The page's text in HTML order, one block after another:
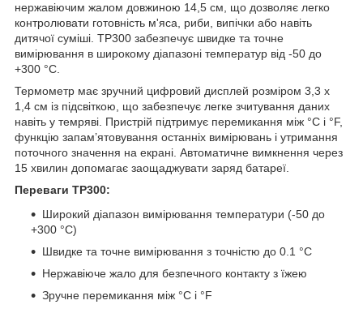
нержавіючим жалом довжиною 14,5 см, що дозволяє легко
контролювати готовність м'яса, риби, випічки або навіть
дитячої суміші. TP300 забезпечує швидке та точне
вимірювання в широкому діапазоні температур від -50 до
+300 °C.
Термометр має зручний цифровий дисплей розміром 3,3 х
1,4 см із підсвіткою, що забезпечує легке зчитування даних
навіть у темряві. Пристрій підтримує перемикання між °C і °F,
функцію запам’ятовування останніх вимірювань і утримання
поточного значення на екрані. Автоматичне вимкнення через
15 хвилин допомагає заощаджувати заряд батареї.
Переваги TP300:
Широкий діапазон вимірювання температури (-50 до
+300 °C)
Швидке та точне вимірювання з точністю до 0.1 °C
Нержавіюче жало для безпечного контакту з їжею
Зручне перемикання між °C і °F